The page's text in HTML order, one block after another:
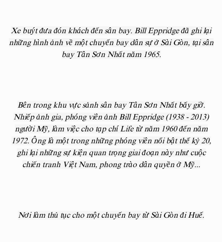
Xe buýt đưa đón khách đến sân bay. Bill Eppridge đã ghi lại
những hình ảnh về một chuyến bay dân sự ở Sài Gòn, tại sân
bay Tân Sơn Nhất năm 1965.
Bên trong khu vực sảnh sân bay Tân Sơn Nhất bấy giờ.
Nhiếp ảnh gia, phóng viên ảnh Bill Eppridge (1938 - 2013)
người Mỹ, làm việc cho tạp chí Life từ năm 1960 đến năm
1972. Ông là một trong những phóng viên nổi bật thế kỷ 20,
ghi lại những sự kiện quan trọng giai đoạn này như cuộc
chiến tranh Việt Nam, phong trào dân quyền ở Mỹ...
Nơi làm thủ tục cho một chuyến bay từ Sài Gòn đi Huế.